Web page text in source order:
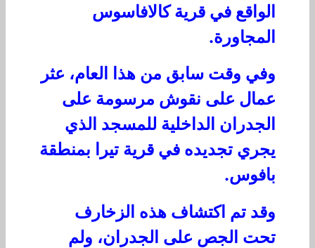
الواقع في قرية كالافاسوس
المجاورة.
وفي وقت سابق من هذا العام، عثر
عمال على نقوش مرسومة على
الجدران الداخلية للمسجد الذي
يجري تجديده في قرية تيرا بمنطقة
بافوس.
وقد تم اكتشاف هذه الزخارف
تحت الجص على الجدران، ولم